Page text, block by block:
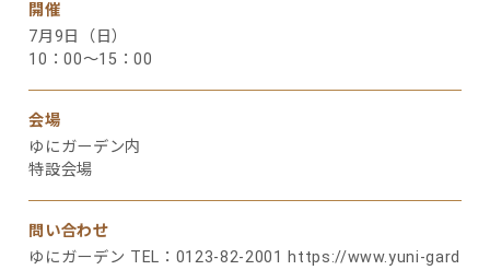
開催
7月9日（日）
10：00～15：00
会場
ゆにガーデン内
特設会場
問い合わせ
ゆにガーデン TEL：0123-82-2001
https://www.yuni-gard